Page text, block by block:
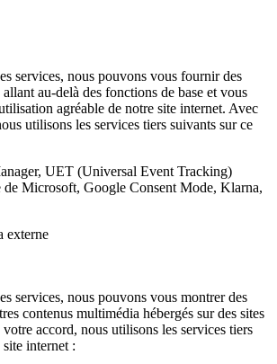
services, nous pouvons vous fournir des
au-delà des fonctions de base et vous
agréable de notre site internet. Avec
utilisons les services tiers suivants sur ce
UET (Universal Event Tracking)
de Microsoft, Google Consent Mode, Klarna,
externe
services, nous pouvons vous montrer des
contenus multimédia hébergés sur des sites
accord, nous utilisons les services tiers
internet :